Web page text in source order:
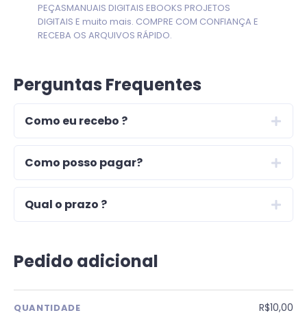
PEÇASMANUAIS DIGITAIS EBOOKS PROJETOS
DIGITAIS E muito mais. COMPRE COM CONFIANÇA E
RECEBA OS ARQUIVOS RÁPIDO.
Perguntas Frequentes
Como eu recebo ?
Como posso pagar?
Qual o prazo ?
Pedido adicional
QUANTIDADE R$10,00